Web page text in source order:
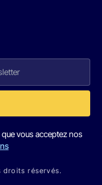
vous acceptez nos
droits réservés.